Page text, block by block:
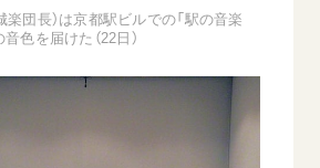
楽団長）は京都駅ビルでの「駅の音楽
色を届けた（22日）